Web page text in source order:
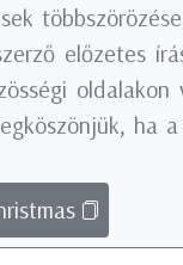
előzetes
ha